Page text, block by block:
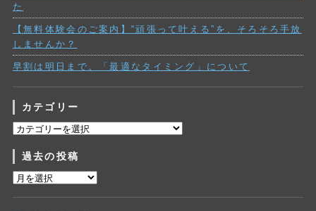
た
【無料体験会のご案内】“頑張って叶える”を、そろそろ手放
しませんか？
早割は明日まで。「最適なタイミング」について
カテゴリー
カ
ゴ
リ
ー
過去の投稿
過